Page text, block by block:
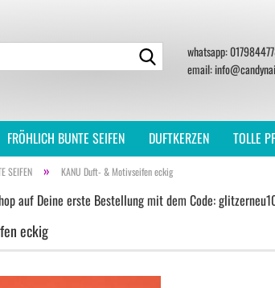
Suche...whatsapp:
email:
FRÖHLICH BUNTE SEIFEN DUFTKERZEN TOLLE
SEIFEN » KANU Duft- & Motivseifen eckig
auf Deine erste Bestellung mit dem Code:
eckig